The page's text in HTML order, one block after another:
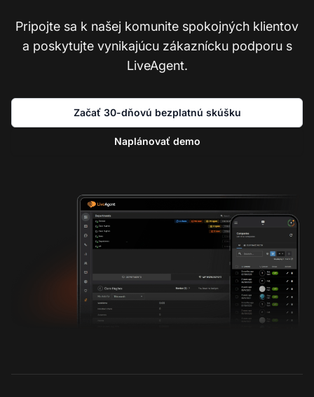
Pripojte sa k našej komunite spokojných klientov
a poskytujte vynikajúcu zákaznícku podporu s
LiveAgent.
Začať 30-dňovú bezplatnú skúšku
Naplánovať demo